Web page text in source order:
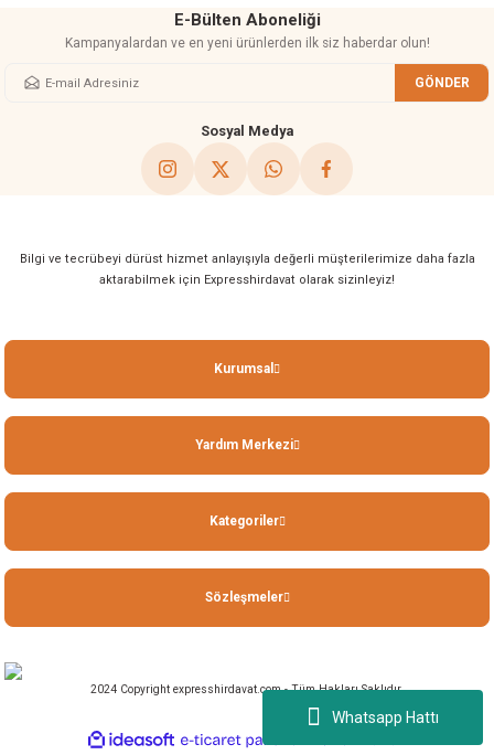
Whatsapp Hattı
E-Bülten Aboneliği
Kampanyalardan ve en yeni ürünlerden ilk siz haberdar olun!
GÖNDER
Sosyal Medya
Bilgi ve tecrübeyi dürüst hizmet anlayışıyla değerli müşterilerimize daha fazla
aktarabilmek için Expresshirdavat olarak sizinleyiz!
Kurumsal
Yardım Merkezi
Kategoriler
Sözleşmeler
2024 Copyright expresshirdavat.com - Tüm Hakları Saklıdır.
ideasoft